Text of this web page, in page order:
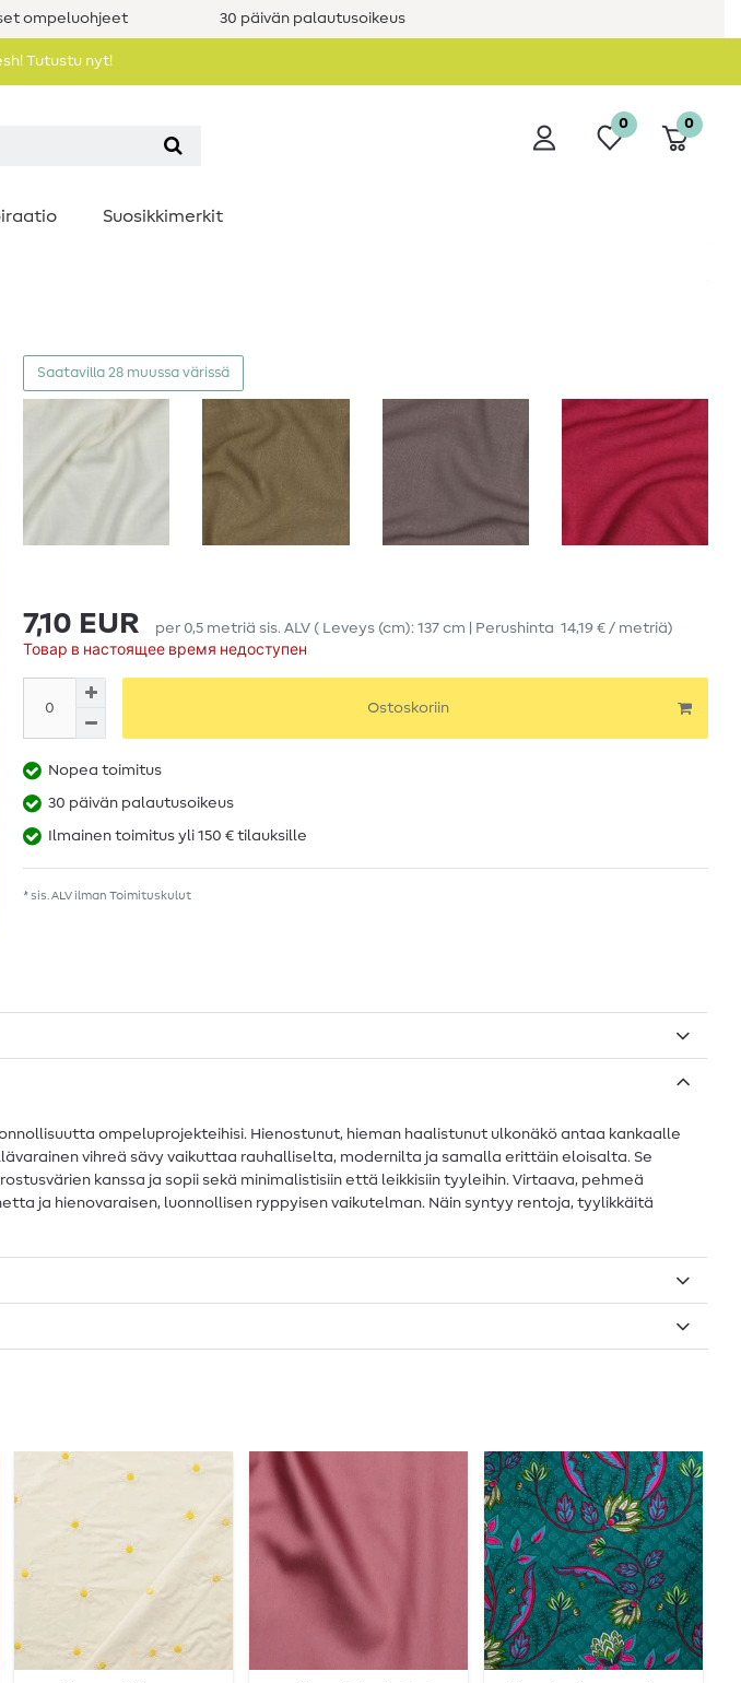
ompeluohjeet 30 päivän palautusoikeus
Tutustu nyt!
0 0
Suosikkimerkit
Saatavilla 28 muussa värissä
7,10 EUR per 0,5 metriä sis. ALV ( Leveys (cm): 137 cm | Perushinta 14,19 € / metriä)
Товар в настоящее время недоступен
Ostoskoriin
Nopea toimitus
30 päivän palautusoikeus
Ilmainen toimitus yli 150 € tilauksille
* sis. ALV ilman Toimituskulut
ompeluprojekteihisi. Hienostunut, hieman haalistunut ulkonäkö antaa kankaalle
vihreä sävy vaikuttaa rauhalliselta, modernilta ja samalla erittäin eloisalta. Se
kanssa ja sopii sekä minimalistisiin että leikkisiin tyyleihin. Virtaava, pehmeä
ja hienovaraisen, luonnollisen ryppyisen vaikutelman. Näin syntyy rentoja, tyylikkäitä